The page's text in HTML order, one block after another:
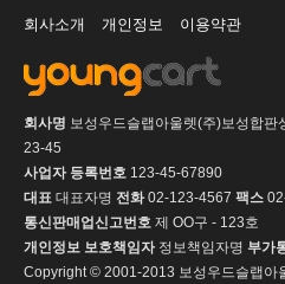
회사소개 개인정보 이용약관
회사명 보성우드슬랩아울렛(주)보성합판
23-45
사업자 등록번호 123-45-67890
대표 대표자명 전화02-123-4567 팩스
통신판매업신고번호 제 OO구 - 123호
개인정보 보호책임자정보책임자명 부가
Copyright © 2001-2013 보성우드슬랩아